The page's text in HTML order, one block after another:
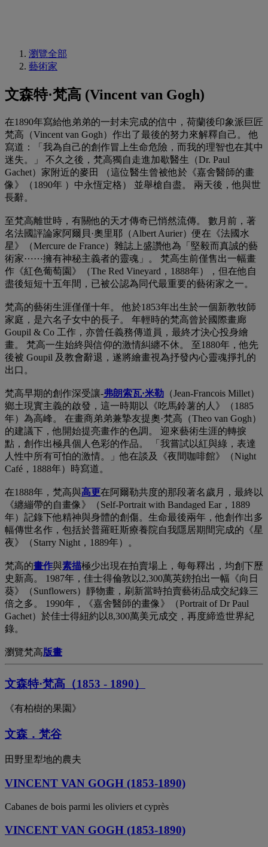
瀏覽全部
藝術家
文森特·梵高 (Vincent van Gogh)
在1890年寫給他弟弟的一封未完成的信中，荷蘭後印象派巨匠
梵高（Vincent van Gogh）作出了最後的努力來解釋自己。 他
寫道：「我為自己的創作冒上生命危險，而我的理智也在其中
迷失。」 不久之後，梵高獨自走進加歇醫生（Dr. Paul
Gachet）家附近的麥田 （這位醫生曾被他於《嘉舍醫師的畫
像》（1890年 ）中永恆定格） 並舉槍自盡。 兩天後，他與世
長辭。
至梵高離世時，有關他的天才傳奇已悄然流傳。 數月前，著
名法國評論家阿爾貝·奧里耶（Albert Aurier）便在《法國水
星》（Mercure de France）雜誌上盛讚他為「堅毅而真誠的藝
術家⋯⋯擁有神秘主義者的靈魂」。 梵高生前僅售出一幅畫
作《紅色葡萄園》（The Red Vineyard，1888年），但在他自
盡後短短十五年間，已被公認為同代最重要的藝術家之一。
梵高的藝術生涯僅僅十年。 他於1853年出生於一個新教牧師
家庭，是六名子女中的長子。 年輕時的梵高曾於國際畫廊
Goupil & Co 工作，亦曾任義務傳道員，最終才決心投身繪
畫。 梵高一生始終與信仰的激情糾纏不休。 至1880年，他先
後被 Goupil 及教會辭退，遂將繪畫視為抒發內心靈魂掙扎的
出口。
梵高早期的創作深受讓-弗朗索瓦·米勒 （Jean-Francois Millet）
鄉土現實主義的啟發，這一時期以《吃馬鈴薯的人》（1885
年）為高峰。 在畫商弟弟兼摯友提奧·梵高（Theo van Gogh）
的建議下，他開始提亮畫作的色調。 迎來藝術生涯的轉捩
點，創作出極具個人色彩的作品。 「我嘗試以紅與綠，表達
人性中所有可怕的激情。」他在談及《夜間咖啡館》（Night
Café，1888年）時寫道。
在1888年，梵高與高更在阿爾勒共度的那段著名歲月，最終以
《纏繃帶的自畫像》（Self-Portrait with Bandaged Ear，1889
年）記錄下他精神與身體的創傷。生命最後兩年，他創作出多
幅傳世名作，包括於普羅旺斯療養院自我隱居期間完成的《星
夜》（Starry Night，1889年）。
梵高的畫作與素描極少出現在拍賣場上，每每釋出，均創下歷
史新高。 1987年，佳士得倫敦以2,300萬英鎊拍出一幅《向日
葵》（Sunflowers）靜物畫，刷新當時拍賣藝術品成交紀錄三
倍之多。 1990年，《嘉舍醫師的畫像》（Portrait of Dr Paul
Gachet）於佳士得紐約以8,300萬美元成交，再度締造世界紀
錄。
瀏覽梵高版畫
文森特·梵高（1853 - 1890）
《有柏樹的果園》
文森．梵谷
田野里犁地的農夫
VINCENT VAN GOGH (1853-1890)
Cabanes de bois parmi les oliviers et cyprès
VINCENT VAN GOGH (1853-1890)